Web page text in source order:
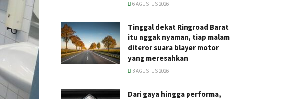
6 AGUSTUS 2026
Tinggal dekat Ringroad Barat
itu nggak nyaman, tiap malam
diteror suara blayer motor
yang meresahkan
3 AGUSTUS 2026
Dari gaya hingga performa,